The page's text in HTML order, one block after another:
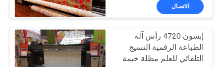
الاتصال
إبسون 4720 رأس آلة
الطباعة الرقمية النسيج
التلقائي للعلم مظلة خيمة